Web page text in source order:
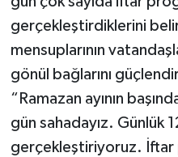
gerçekleştirdiklerini
mensuplarının
gönül bağlarını
“Ramazan ayının
gün sahadayız. Günlük
gerçekleştiriyoruz. İftar